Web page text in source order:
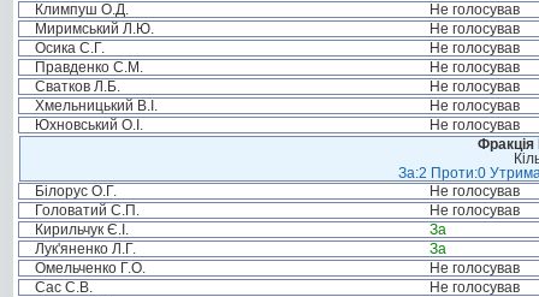
Климпуш О.Д.
Не голосував
Миримський Л.Ю.
Не голосував
Осика С.Г.
Не голосував
Правденко С.М.
Не голосував
Сватков Л.Б.
Не голосував
Хмельницький В.І.
Не голосував
Юхновський О.І.
Не голосував
За:2 Проти:0
Білорус О.Г.
Не голосував
Головатий С.П.
Не голосував
Кирильчук Є.І.
За
Лук'яненко Л.Г.
За
Омельченко Г.О.
Не голосував
Сас С.В.
Не голосував